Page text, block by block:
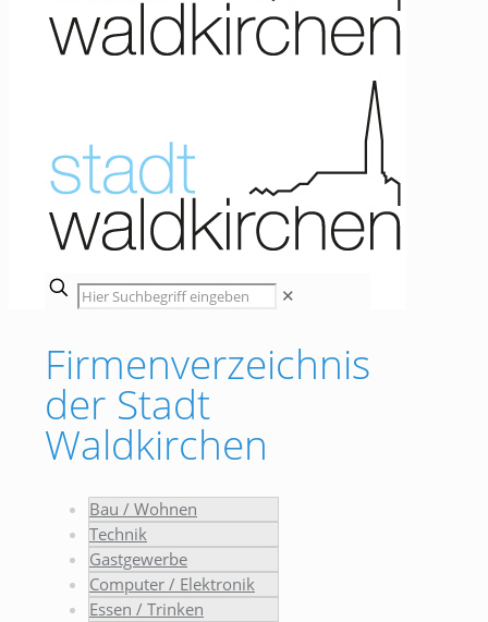
✕
Firmenverzeichnis
der Stadt
Waldkirchen
Bau / Wohnen
Technik
Gastgewerbe
Computer / Elektronik
Essen / Trinken